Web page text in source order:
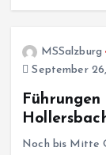
MSSalzburg
September 26,
Noch bis Mitte